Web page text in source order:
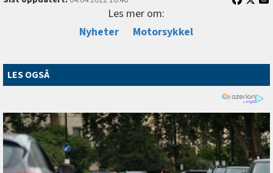
Les mer om:
Nyheter
Motorsykkel
LES OGSÅ